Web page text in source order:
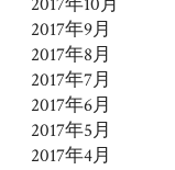
2017年9月
2017年8月
2017年7月
2017年6月
2017年5月
2017年4月